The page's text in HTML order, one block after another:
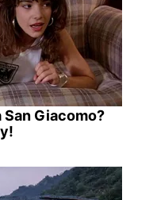
San Giacomo?